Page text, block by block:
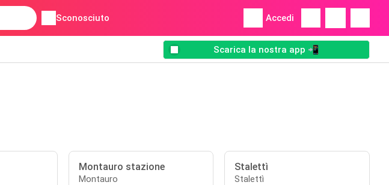
Sconosciuto Accedi
Scarica la nostra app 📲
Montauro stazione
Montauro
Stalettì
Stalettì